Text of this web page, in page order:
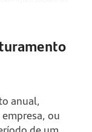
anual,
ou